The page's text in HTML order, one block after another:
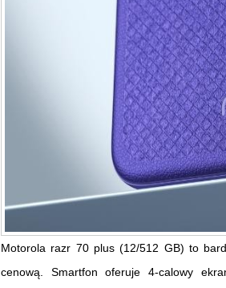
Motorola razr 70 plus (12/512 GB) to
cenową. Smartfon oferuje 4-calowy